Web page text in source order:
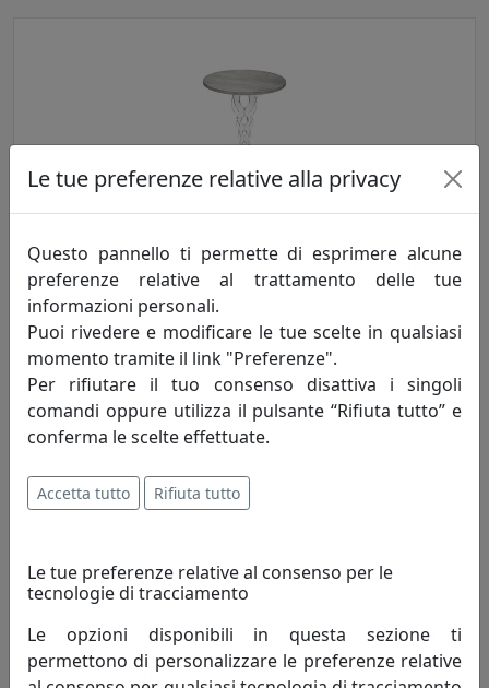
CATALOGO IPLEX, CODICE I0020603638G
IPlex
158,00 €
TAVOLINO ARABESCO HABITAT PICCOLO, PIANO ROTONDO,
BIANCO, CATALOGO IPLEX, CODICE I0020603538H
Le tue preferenze relative alla privacy
Questo pannello ti permette di esprimere alcune
preferenze relative al trattamento delle tue
informazioni personali.
Puoi rivedere e modificare le tue scelte in qualsiasi
momento tramite il link "Preferenze".
Per rifiutare il tuo consenso disattiva i singoli
comandi oppure utilizza il pulsante “Rifiuta tutto” e
conferma le scelte effettuate.
Accetta tutto Rifiuta tutto
Le tue preferenze relative al consenso per le
tecnologie di tracciamento
Le opzioni disponibili in questa sezione ti
permettono di personalizzare le preferenze relative